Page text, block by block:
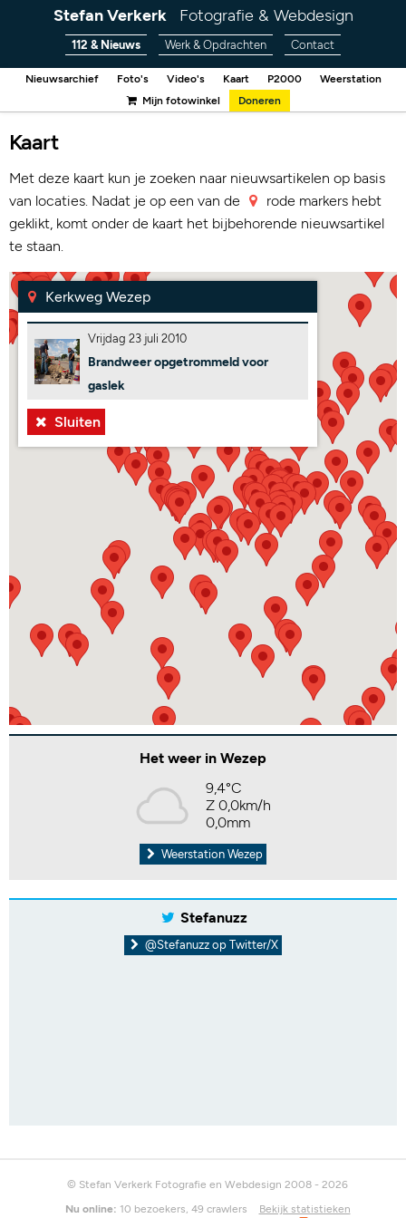
Stefan Verkerk Fotografie & Webdesign
112 & Nieuws Werk & Opdrachten Contact
Nieuwsarchief Foto's Video's Kaart P2000
Weerstation
Mijn fotowinkel
Doneren
Kaart
Met deze kaart kun je zoeken naar nieuwsartikelen op basis
van locaties. Nadat je op een van de
rode markers hebt
geklikt, komt onder de kaart het bijbehorende nieuwsartikel
te staan.
Kerkweg Wezep
Vrijdag 23 juli 2010
Brandweer opgetrommeld voor
gaslek
Sluiten
Het weer in Wezep
9,4°C
Z 0,0km/h
0,0mm
Weerstation Wezep
Stefanuzz
@Stefanuzz op Twitter/X
© Stefan Verkerk Fotografie en Webdesign 2008 - 2026
Nu online: 10 bezoekers, 49 crawlers
Bekijk statistieken